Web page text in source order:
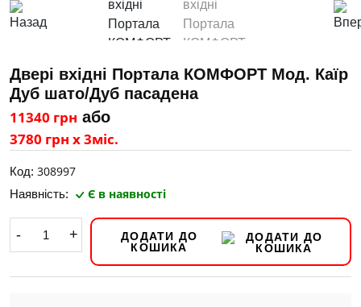
Двері вхідні Портала КОМФОРТ Мод. Каїр
Дуб шато/Дуб пасадена
11340 грн або
3780 грн х 3міс.
Код: 308997
Наявність: Є в наявності
- +
ДОДАТИ ДО
КОШИКА